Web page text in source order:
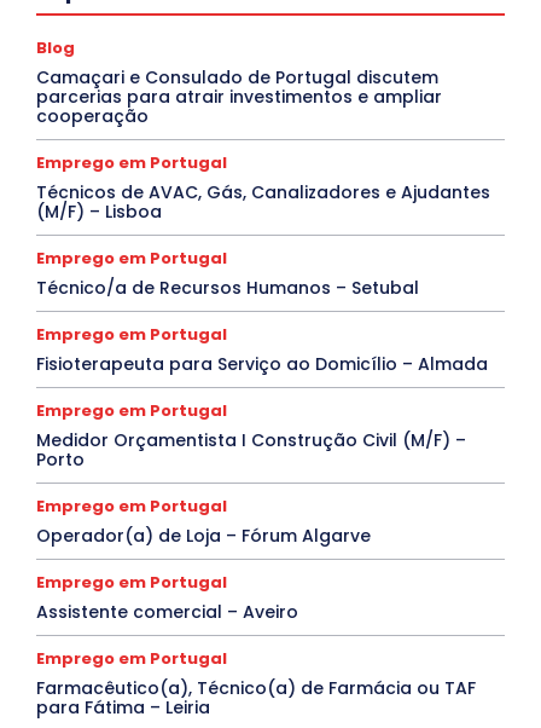
Blog
Camaçari e Consulado de Portugal discutem
parcerias para atrair investimentos e ampliar
cooperação
Emprego em Portugal
Técnicos de AVAC, Gás, Canalizadores e Ajudantes
(M/F) – Lisboa
Emprego em Portugal
Técnico/a de Recursos Humanos – Setubal
Emprego em Portugal
Fisioterapeuta para Serviço ao Domicílio – Almada
Emprego em Portugal
Medidor Orçamentista I Construção Civil (M/F) –
Porto
Emprego em Portugal
Operador(a) de Loja – Fórum Algarve
Emprego em Portugal
Assistente comercial – Aveiro
Emprego em Portugal
Farmacêutico(a), Técnico(a) de Farmácia ou TAF
para Fátima – Leiria